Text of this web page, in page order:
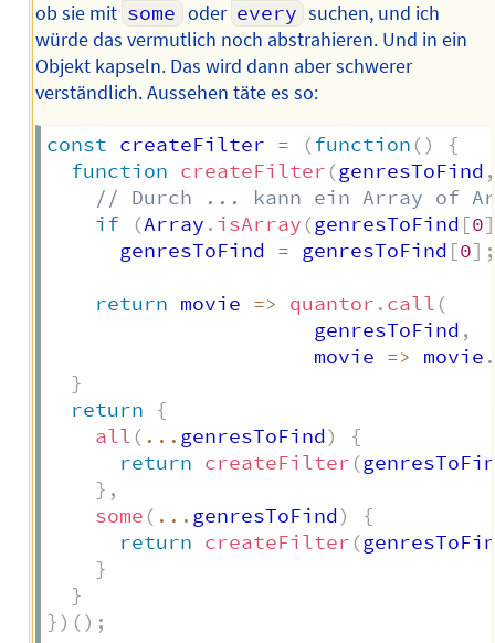
ob sie mit some oder every suchen, und ich
würde das vermutlich noch abstrahieren. Und in ein
Objekt kapseln. Das wird dann aber schwerer
verständlich. Aussehen täte es so:
const createFilter = (function ()
{
function createFilter (genresToFind ,
// Durch ... kann ein Array of
if
(Array . isArray (genresToFind [0]
      genresToFind
= genresToFind [0] ;
return movie => quantor . call (
                      genresToFind
,
movie => movie .
}
return
{
all ( ... genresToFind)
{
return createFilter (
} ,
some ( ... genresToFind)
{
return createFilter (
}
}
}) () ;